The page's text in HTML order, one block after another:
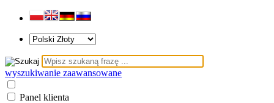
wyszukiwanie zaawansowane
Panel klienta